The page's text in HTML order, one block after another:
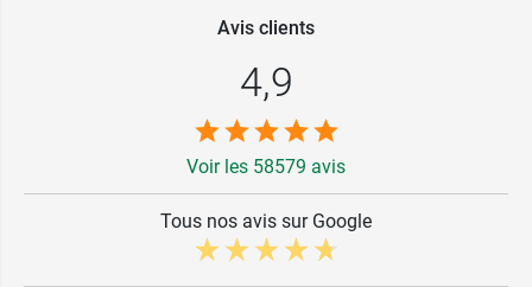
Avis clients
4,9
Voir les 58579 avis
Tous nos avis sur Google